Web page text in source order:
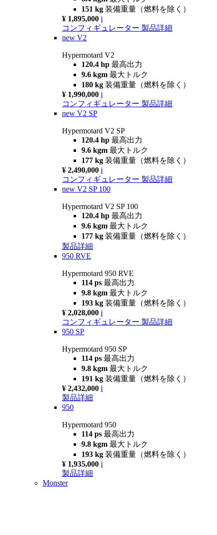
151 kg 装備重量（燃料を除く）
¥ 1,895,000 i
コンフィギュレーター 製品詳細
new V2
Hypermotard V2
120.4 hp 最高出力
9.6 kgm 最大トルク
180 kg 装備重量（燃料を除く）
¥ 1,990,000 i
コンフィギュレーター 製品詳細
new V2 SP
Hypermotard V2 SP
120.4 hp 最高出力
9.6 kgm 最大トルク
177 kg 装備重量（燃料を除く）
¥ 2,490,000 i
コンフィギュレーター 製品詳細
new V2 SP 100
Hypermotard V2 SP 100
120.4 hp 最高出力
9.6 kgm 最大トルク
177 kg 装備重量（燃料を除く）
製品詳細
950 RVE
Hypermotard 950 RVE
114 ps 最高出力
9.8 kgm 最大トルク
193 kg 装備重量（燃料を除く）
¥ 2,028,000 i
コンフィギュレーター 製品詳細
950 SP
Hypermotard 950 SP
114 ps 最高出力
9.8 kgm 最大トルク
191 kg 装備重量（燃料を除く）
¥ 2,432,000 i
製品詳細
950
Hypermotard 950
114 ps 最高出力
9.8 kgm 最大トルク
193 kg 装備重量（燃料を除く）
¥ 1,935,000 i
製品詳細
Monster